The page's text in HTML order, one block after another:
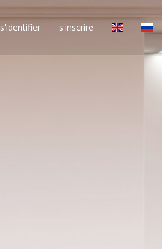
s'identifier s'inscrire